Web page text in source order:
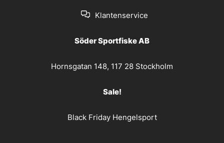
Klantenservice
Söder Sportfiske AB
Hornsgatan 148, 117 28 Stockholm
Sale!
Black Friday Hengelsport